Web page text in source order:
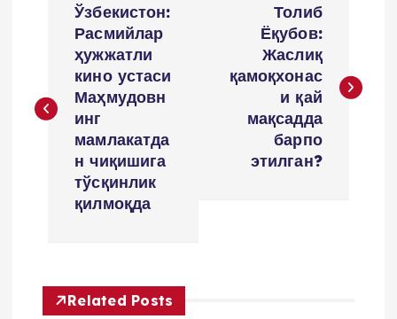
t
y
Ўзбекистон:
Расмийлар
ҳужжатли
кино устаси
Маҳмудовн
инг
мамлакатда
н чиқишига
тўсқинлик
қилмоқда
Толиб
Ёқубов:
Жаслиқ
қамоқхонас
и қай
мақсадда
барпо
этилган?
Related Posts